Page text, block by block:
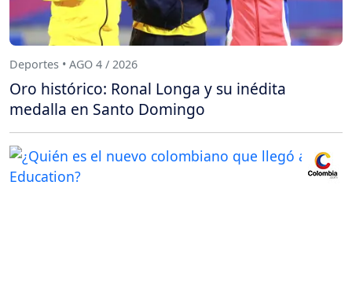
Deportes • AGO 4 / 2026
Oro histórico: Ronal Longa y su inédita
medalla en Santo Domingo